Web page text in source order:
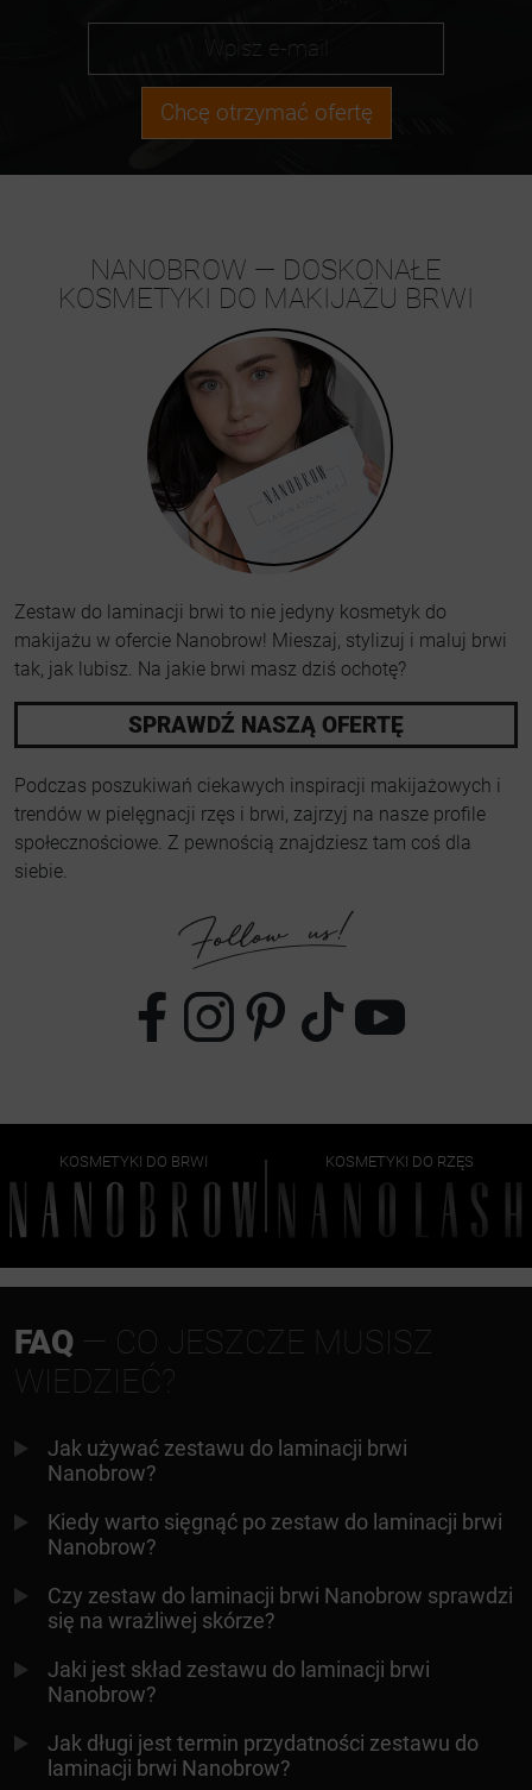
Chcę otrzymać ofertę
NANOBROW — DOSKONAŁE
KOSMETYKI DO MAKIJAŻU BRWI
Zestaw do laminacji brwi to nie jedyny kosmetyk do
makijażu w ofercie Nanobrow! Mieszaj, stylizuj i maluj brwi
tak, jak lubisz. Na jakie brwi masz dziś ochotę?
SPRAWDŹ NASZĄ OFERTĘ
Podczas poszukiwań ciekawych inspiracji makijażowych i
trendów w pielęgnacji rzęs i brwi, zajrzyj na nasze profile
społecznościowe. Z pewnością znajdziesz tam coś dla
siebie.
KOSMETYKI DO BRWI KOSMETYKI DO RZĘS
FAQ — CO JESZCZE MUSISZ
WIEDZIEĆ?
Jak używać zestawu do laminacji brwi
Nanobrow?
Kiedy warto sięgnąć po zestaw do laminacji brwi
Nanobrow?
Czy zestaw do laminacji brwi Nanobrow sprawdzi
się na wrażliwej skórze?
Jaki jest skład zestawu do laminacji brwi
Nanobrow?
Jak długi jest termin przydatności zestawu do
laminacji brwi Nanobrow?